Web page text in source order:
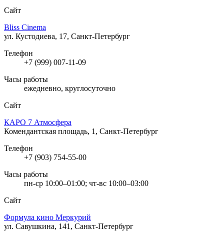
Сайт
Bliss Cinema
ул. Кустодиева, 17, Санкт-Петербург
Телефон
+7 (999) 007-11-09
Часы работы
ежедневно, круглосуточно
Сайт
КАРО 7 Атмосфера
Комендантская площадь, 1, Санкт-Петербург
Телефон
+7 (903) 754-55-00
Часы работы
пн-ср 10:00–01:00; чт-вс 10:00–03:00
Сайт
Формула кино Меркурий
ул. Савушкина, 141, Санкт-Петербург